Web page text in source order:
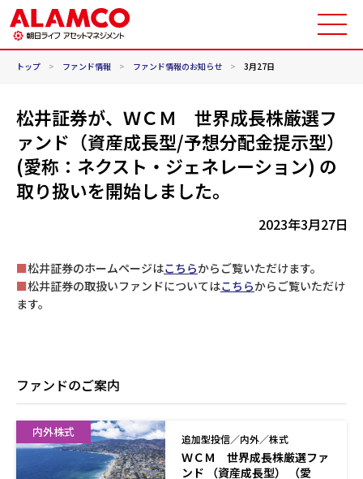
トップ > ファンド情報 > ファンド情報のお知らせ > 3月27日
松井証券が、ＷＣＭ 世界成長株厳選フ
ァンド（資産成長型/予想分配金提示型）
(愛称：ネクスト・ジェネレーション) の
取り扱いを開始しました。
2023年3月27日
■松井証券のホームページはこちらからご覧いただけます。
■松井証券の取扱いファンドについてはこちらからご覧いただけ
ます。
ファンドのご案内
内外株式 追加型投信／内外／株式
ＷＣＭ 世界成長株厳選ファ
ンド （資産成長型） （愛